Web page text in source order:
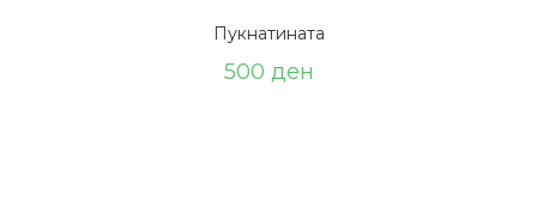
Пукнатината
500 ден